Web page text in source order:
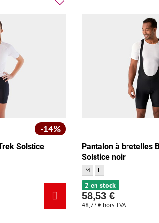
14%
Solstice
Enfant Noir - Taille:
Solstice Enfant Noir - Taille:
Trek Solstice Enfant Noir - Taille:
Pantalon à bretelles
Solstice noir
Pantalon à bretelles
M Pantalon à bretelles
L
2 en stock
58,53 €
48,77 € hors TVA